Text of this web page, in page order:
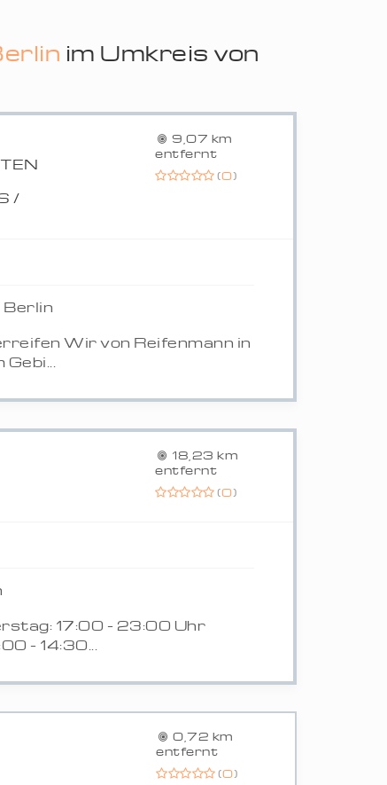
im Umkreis von
/
9,07 km
entfernt
(0)
Wir von Reifenmann in
18,23 km
entfernt
(0)
17:00 - 23:00 Uhr
- 14:30...
0,72 km
entfernt
(0)